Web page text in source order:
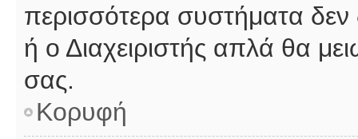
περισσότερα συστήματα δεν
ή ο Διαχειριστής απλά θα
σας.
Κορυφή